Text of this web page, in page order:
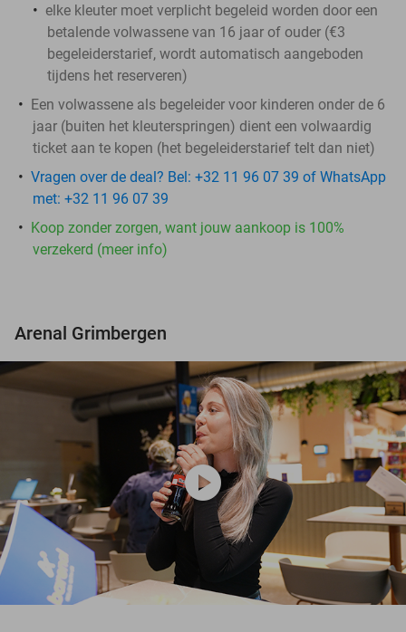
elke kleuter moet verplicht begeleid worden door een
betalende volwassene van 16 jaar of ouder (€3
begeleiderstarief, wordt automatisch aangeboden
tijdens het reserveren)
Een volwassene als begeleider voor kinderen onder de 6
jaar (buiten het kleuterspringen) dient een volwaardig
ticket aan te kopen (het begeleiderstarief telt dan niet)
Vragen over de deal? Bel: +32 11 96 07 39 of WhatsApp
met: +32 11 96 07 39
Koop zonder zorgen, want jouw aankoop is 100%
verzekerd (meer info)
Arenal Grimbergen
play_circle